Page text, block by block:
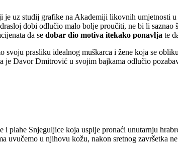
je uz studij grafike na Akademiji likovnih umjetnosti
dobi odlučio malo bolje proučiti, ne bi li saznao
da se dobar dio motiva itekako ponavlja te
svoju prasliku idealnog muškarca i žene koja se
je Davor Dmitrović u svojim bajkama odlučio
i plahe Snjeguljice koja uspije pronaći unutarnju
uvučemo u njihovu kožu, nakon sretnog završetka